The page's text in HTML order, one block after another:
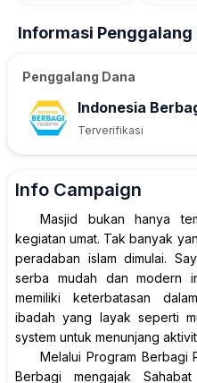
Informasi Penggalang
Penggalang Dana
Indonesia
Terverifikasi
Info Campaign
Masjid bukan hanya
kegiatan umat. Tak banyak
peradaban islam dimulai.
serba mudah dan modern
memiliki keterbatasan
ibadah yang layak seperti
system untuk menunjang
Melalui Program Berbagi
Berbagi mengajak